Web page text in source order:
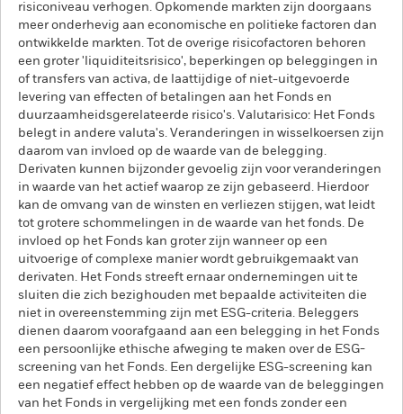
risiconiveau verhogen. Opkomende markten zijn doorgaans
meer onderhevig aan economische en politieke factoren dan
ontwikkelde markten. Tot de overige risicofactoren behoren
een groter 'liquiditeitsrisico', beperkingen op beleggingen in
of transfers van activa, de laattijdige of niet-uitgevoerde
levering van effecten of betalingen aan het Fonds en
duurzaamheidsgerelateerde risico's. Valutarisico: Het Fonds
belegt in andere valuta's. Veranderingen in wisselkoersen zijn
daarom van invloed op de waarde van de belegging.
Derivaten kunnen bijzonder gevoelig zijn voor veranderingen
in waarde van het actief waarop ze zijn gebaseerd. Hierdoor
kan de omvang van de winsten en verliezen stijgen, wat leidt
tot grotere schommelingen in de waarde van het fonds. De
invloed op het Fonds kan groter zijn wanneer op een
uitvoerige of complexe manier wordt gebruikgemaakt van
derivaten. Het Fonds streeft ernaar ondernemingen uit te
sluiten die zich bezighouden met bepaalde activiteiten die
niet in overeenstemming zijn met ESG-criteria. Beleggers
dienen daarom voorafgaand aan een belegging in het Fonds
een persoonlijke ethische afweging te maken over de ESG-
screening van het Fonds. Een dergelijke ESG-screening kan
een negatief effect hebben op de waarde van de beleggingen
van het Fonds in vergelijking met een fonds zonder een